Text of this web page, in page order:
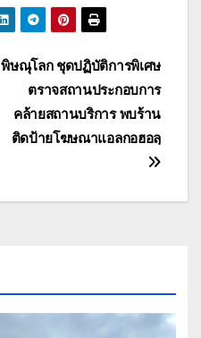
พิษณุโลก ชุดปฏิบัติการพิเศษ
ตราจสถานประกอบการ
คล้ายสถานบริการ พบร้าน
ติดป้ายโฆษณาแอลกอฮอลฺ